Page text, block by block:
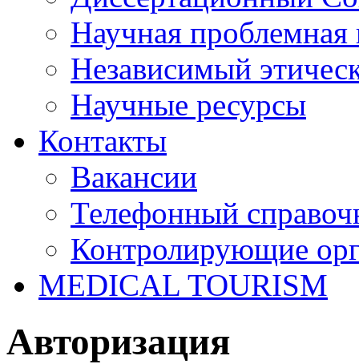
Научная проблемная
Независимый
Научные ресурсы
Контакты
Вакансии
Телефонный
Контролирующие
MEDICAL TOURISM
Авторизация